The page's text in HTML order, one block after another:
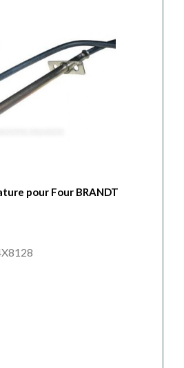
pour Four BRANDT